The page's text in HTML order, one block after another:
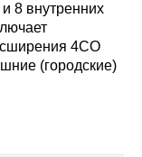
8 внутренних
4CO
(городские)